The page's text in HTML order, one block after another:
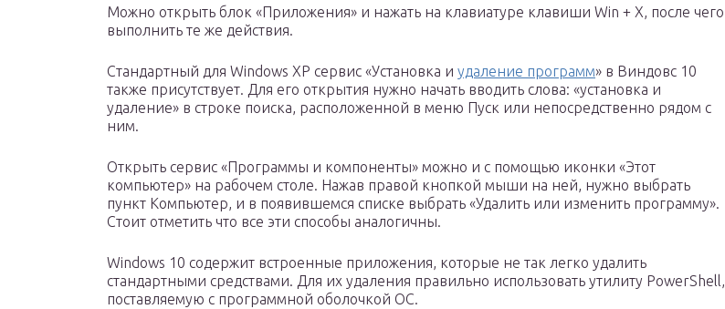
Можно открыть блок «Приложения» и нажать на клавиатуре клавиши Win + X, после чего
выполнить те же действия.
Стандартный для Windows XP сервис «Установка и удаление программ» в Виндовс 10
также присутствует. Для его открытия нужно начать вводить слова: «установка и
удаление» в строке поиска, расположенной в меню Пуск или непосредственно рядом с
ним.
Открыть сервис «Программы и компоненты» можно и с помощью иконки «Этот
компьютер» на рабочем столе. Нажав правой кнопкой мыши на ней, нужно выбрать
пункт Компьютер, и в появившемся списке выбрать «Удалить или изменить программу».
Стоит отметить что все эти способы аналогичны.
Windows 10 содержит встроенные приложения, которые не так легко удалить
стандартными средствами. Для их удаления правильно использовать утилиту PowerShell,
поставляемую с программной оболочкой ОС.